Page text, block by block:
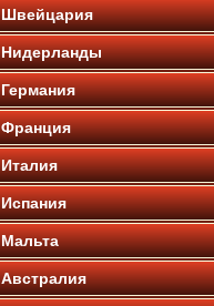
Швейцария
Нидерланды
Германия
Франция
Италия
Испания
Мальта
Австралия